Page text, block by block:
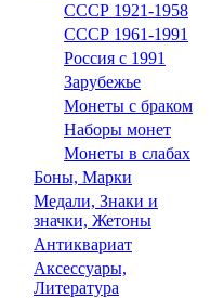
СССР 1921-1958
СССР 1961-1991
Россия с 1991
Зарубежье
Монеты с браком
Наборы монет
Монеты в слабах
Боны, Марки
Медали, Знаки и
значки, Жетоны
Антиквариат
Аксессуары,
Литература